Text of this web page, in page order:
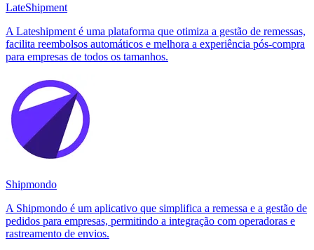
LateShipment
A Lateshipment é uma plataforma que otimiza a gestão de remessas,
facilita reembolsos automáticos e melhora a experiência pós-compra
para empresas de todos os tamanhos.
Shipmondo
A Shipmondo é um aplicativo que simplifica a remessa e a gestão de
pedidos para empresas, permitindo a integração com operadoras e
rastreamento de envios.